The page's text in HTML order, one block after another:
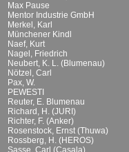
Max Pause
Mentor Industrie GmbH
Merkel, Karl
Münchener Kindl
Naef, Kurt
Nagel, Friedrich
Neubert, K. L. (Blumenau)
Nötzel, Carl
Pax, W.
PEWESTI
Reuter, E. Blumenau
Richard, H. (JURI)
Richter, F. (Anker)
Rosenstock, Ernst (Thuwa)
Rossberg, H. (HEROS)
Sasse, Carl (Casala)